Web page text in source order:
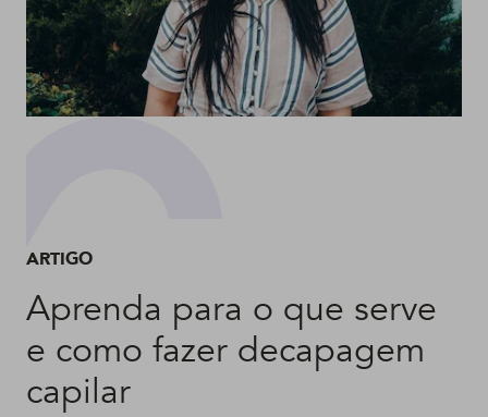
ARTIGO
Aprenda para o que serve
e como fazer decapagem
capilar